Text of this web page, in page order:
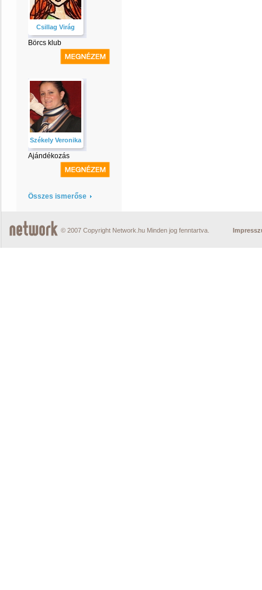
Csillag Virág
Börcs klub
Székely Veronika
Ajándékozás
Összes ismerőse
© 2007 Copyright Network.hu Minden jog fenntartva.